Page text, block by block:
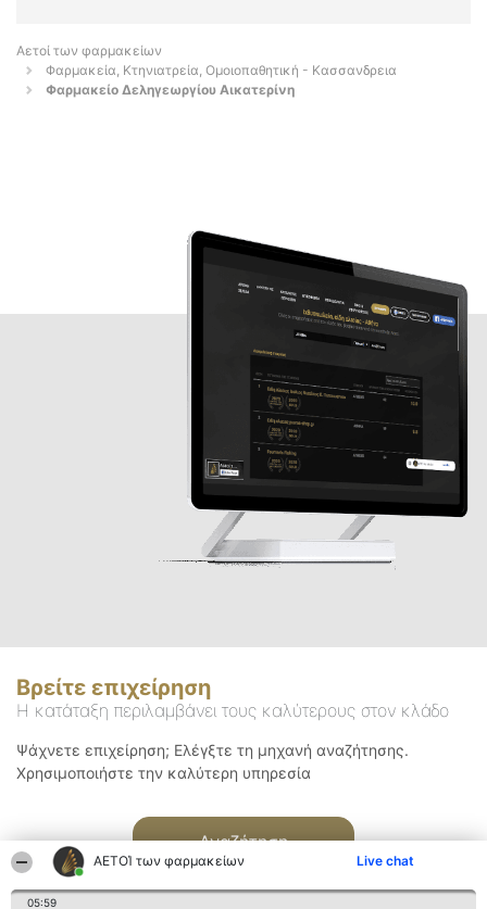
ΑΕΤΟΊ των φαρμακείων Live chat
05:59
Αετοί των φαρμακείων
Φαρμακεία, Κτηνιατρεία, Ομοιοπαθητική - Κασσανδρεια
Φαρμακείο Δεληγεωργίου Αικατερίνη
Βρείτε επιχείρηση
Η κατάταξη περιλαμβάνει τους καλύτερους στον κλάδο
Ψάχνετε επιχείρηση; Ελέγξτε τη μηχανή αναζήτησης.
Χρησιμοποιήστε την καλύτερη υπηρεσία
Αναζήτηση